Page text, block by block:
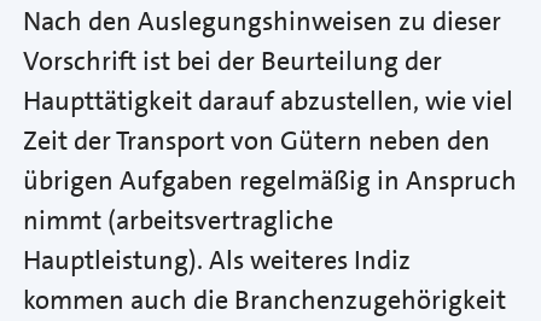
Nach den Auslegungshinweisen zu dieser
Vorschrift ist bei der Beurteilung der
Haupttätigkeit darauf abzustellen, wie viel
Zeit der Transport von Gütern neben den
übrigen Aufgaben regelmäßig in Anspruch
nimmt (arbeitsvertragliche
Hauptleistung). Als weiteres Indiz
kommen auch die Branchenzugehörigkeit